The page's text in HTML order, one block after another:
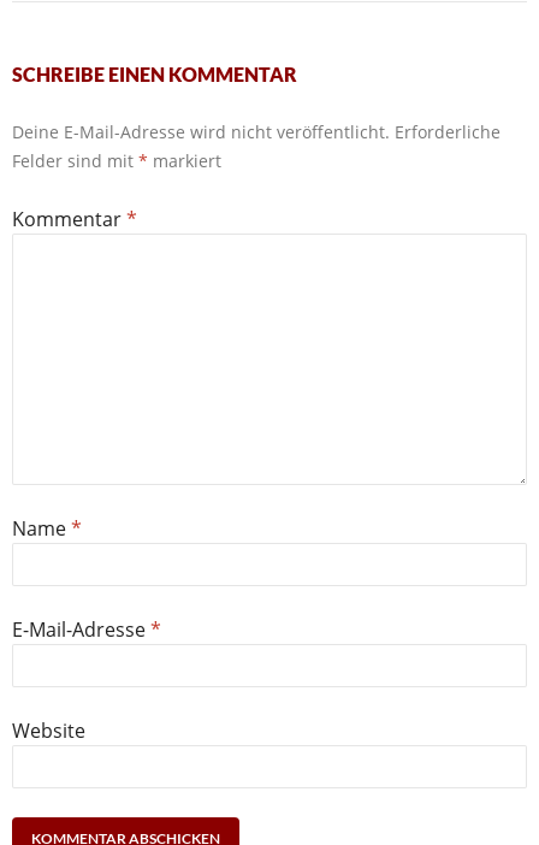
SCHREIBE EINEN KOMMENTAR
Deine E-Mail-Adresse wird nicht veröffentlicht. Erforderliche
Felder sind mit * markiert
Kommentar*
Name*
E-Mail-Adresse*
Website